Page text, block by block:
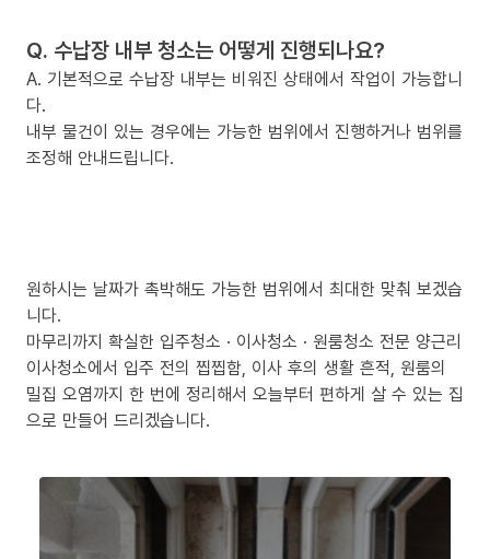
Q. 수납장 내부 청소는 어떻게 진행되나요?
A. 기본적으로 수납장 내부는 비워진 상태에서 작업이 가능합니
다.
내부 물건이 있는 경우에는 가능한 범위에서 진행하거나 범위를
조정해 안내드립니다.
원하시는 날짜가 촉박해도 가능한 범위에서 최대한 맞춰 보겠습
니다.
마무리까지 확실한 입주청소 · 이사청소 · 원룸청소 전문 양근리
이사청소에서 입주 전의 찝찝함, 이사 후의 생활 흔적, 원룸의
밀집 오염까지 한 번에 정리해서 오늘부터 편하게 살 수 있는 집
으로 만들어 드리겠습니다.